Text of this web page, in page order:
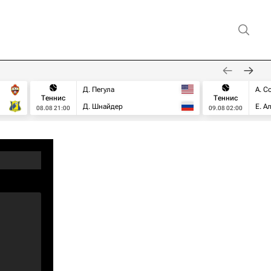
Теннис
08.08 21:00
Д. Пегула
Д. Шнайдер
Теннис
09.08 02:00
А.
Е.